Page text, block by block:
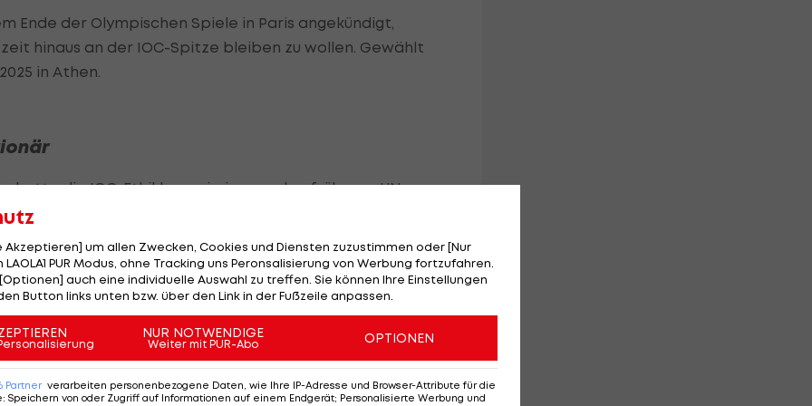
Ende der Olympischen Spiele in Paris angekündigt,
hinaus an der IOC-Spitze bleiben zu wollen. Gewählt
in Athen.
hatte die IOC-Ethikkommission um den früheren UN-
für die Präsidentschaft erinnert. Diese bergen für
mehrere Hürden.
Dauer seiner Amtszeit Mitglied des Ringe-Zirkels
weil er das Präsidium des Leichtathletikverbandes
bei 70 Jahren und kann nur einmal um vier Jahre
IOC-Präsidenten ist auf acht Jahre angelegt. So
Akzeptieren] um allen Zwecken, Cookies und Diensten zuzustimmen oder [Nur
PUR Modus, ohne Tracking uns Peronsalisierung von Werbung fortzufahren.
auch eine individuelle Auswahl zu treffen. Sie können Ihre Einstellungen
Button links unten bzw. über den Link in der Fußzeile anpassen.
NUR NOTWENDIGE
Weiter mit PUR-Abo OPTIONEN
Partner verarbeiten personenbezogene Daten, wie Ihre IP-Adresse und Browser-Attribute für die
: Speichern von oder Zugriff auf Informationen auf einem Endgerät; Personalisierte Werbung und